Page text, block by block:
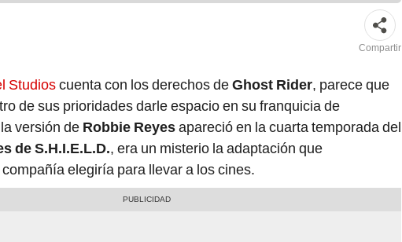
Compartir
Studioscuenta con los derechos deGhost Rider, parece que
de sus prioridades darle espacio en su franquicia de
versión de Robbie Reyesapareció en la cuarta temporada del
de S.H.I.E.L.D., era un misterio la adaptación que
elegiría para llevar a los cines.